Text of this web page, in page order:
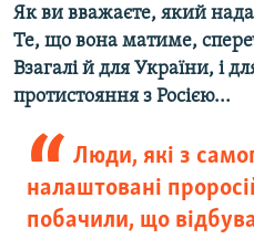
Як ви вважаєте, який
Те, що вона матиме,
Взагалі й для України, і
протистояння з Росією...
Люди, які з
налаштовані
побачили, що